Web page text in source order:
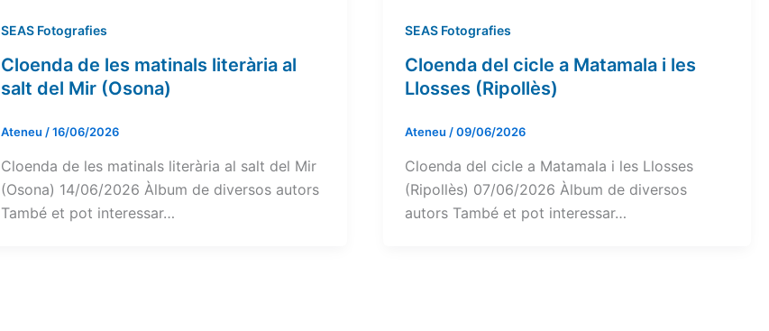
SEAS Fotografies
Cloenda de les matinals literària al
salt del Mir (Osona)
Ateneu /16/06/2026
Cloenda de les matinals literària al salt del Mir
(Osona) 14/06/2026 Àlbum de diversos autors
També et pot interessar…
SEAS Fotografies
Cloenda del cicle a Matamala i les
Llosses (Ripollès)
Ateneu /09/06/2026
Cloenda del cicle a Matamala i les Llosses
(Ripollès) 07/06/2026 Àlbum de diversos
autors També et pot interessar…